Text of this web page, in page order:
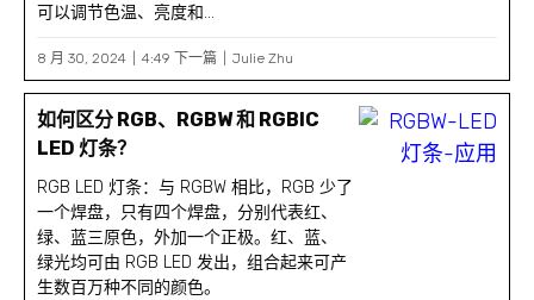
可以调节色温、亮度和...
8 月 30, 2024 4:49 下一篇 Julie Zhu
如何区分 RGB、RGBW 和 RGBIC
LED 灯条？
RGB LED 灯条：与 RGBW 相比，RGB 少了
一个焊盘，只有四个焊盘，分别代表红、
绿、蓝三原色，外加一个正极。红、蓝、
绿光均可由 RGB LED 发出，组合起来可产
生数百万种不同的颜色。